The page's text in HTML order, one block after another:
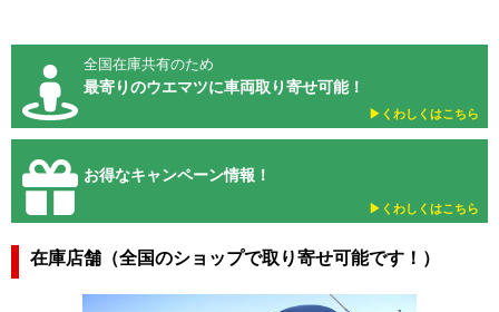
全国在庫共有のため
最寄りのウエマツに車両取り寄せ可能！
▶︎くわしくはこちら
お得なキャンペーン情報！
▶︎くわしくはこちら
在庫店舗（全国のショップで取り寄せ可能です！）